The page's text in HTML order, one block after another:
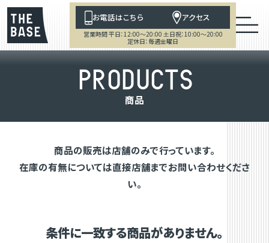
お電話はこちら アクセス
営業時間 平日：12:00～20:00 土日祝：10:00～20:00
定休日：毎週金曜日
PRODUCTS
商品
商品の販売は店舗のみで行っています。
在庫の有無については直接店舗までお問い合わせくださ
い。
条件に一致する商品がありません。